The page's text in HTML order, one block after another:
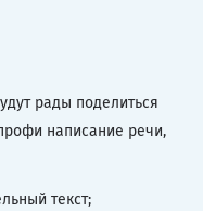
рады поделиться
написание речи,
текст;